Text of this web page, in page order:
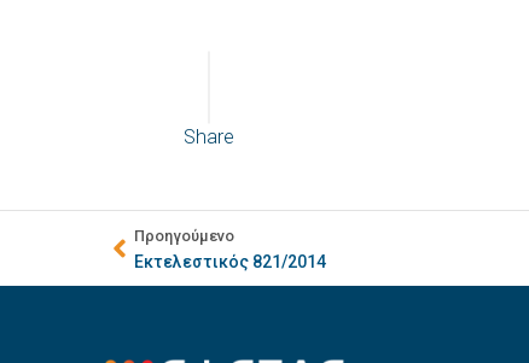
Share
Προηγούμενο
Εκτελεστικός 821/2014